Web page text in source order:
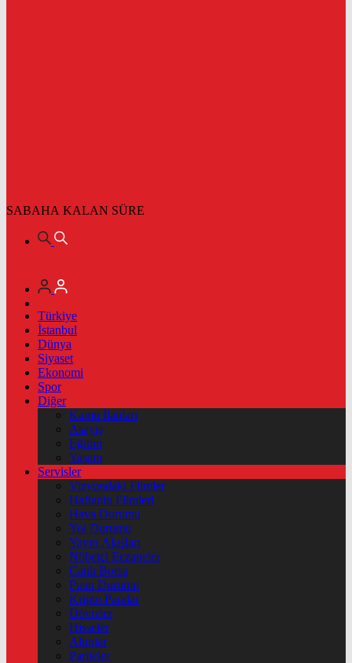
SABAHA KALAN SÜRE
Türkiye
İstanbul
Dünya
Siyaset
Ekonomi
Spor
Diğer
Kamu İlanları
Asayiş
Eğitim
Yaşam
Servisler
Vizyondaki Filmler
Haftanin Filmleri
Hava Durumu
Yol Durumu
Yayın Akışları
Nöbetçi Eczaneler
Canlı Borsa
Puan Durumu
Kripto Paralar
Dövizler
Hisseler
Altınlar
Pariteler